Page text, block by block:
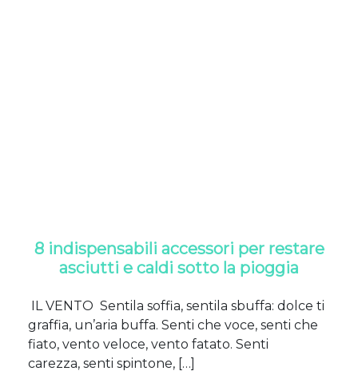
8 indispensabili accessori per restare
asciutti e caldi sotto la pioggia
IL VENTO Sentila soffia, sentila sbuffa: dolce ti
graffia, un’aria buffa. Senti che voce, senti che
fiato, vento veloce, vento fatato. Senti
carezza, senti spintone, […]